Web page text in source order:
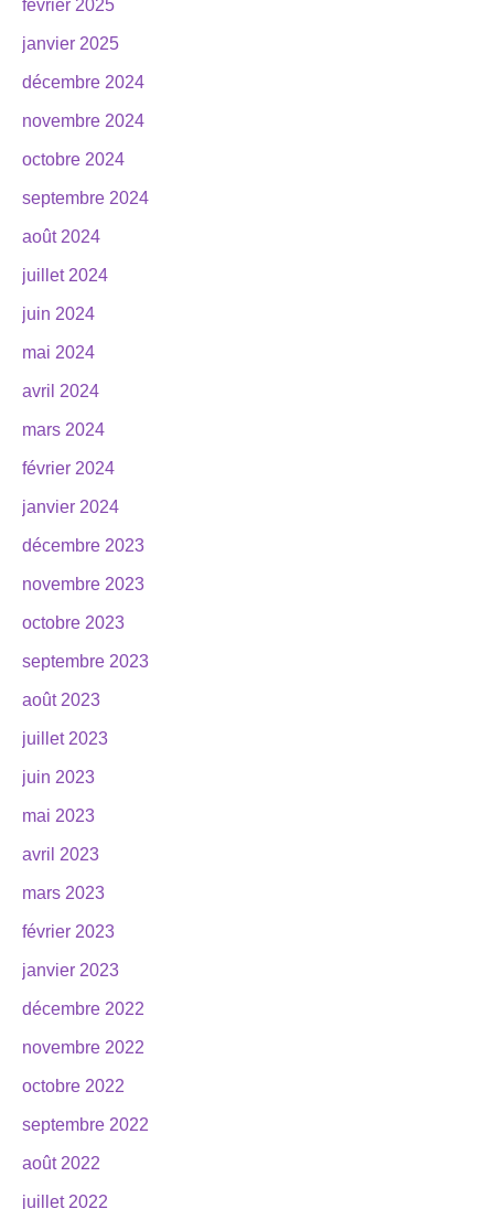
février 2025
janvier 2025
décembre 2024
novembre 2024
octobre 2024
septembre 2024
août 2024
juillet 2024
juin 2024
mai 2024
avril 2024
mars 2024
février 2024
janvier 2024
décembre 2023
novembre 2023
octobre 2023
septembre 2023
août 2023
juillet 2023
juin 2023
mai 2023
avril 2023
mars 2023
février 2023
janvier 2023
décembre 2022
novembre 2022
octobre 2022
septembre 2022
août 2022
juillet 2022